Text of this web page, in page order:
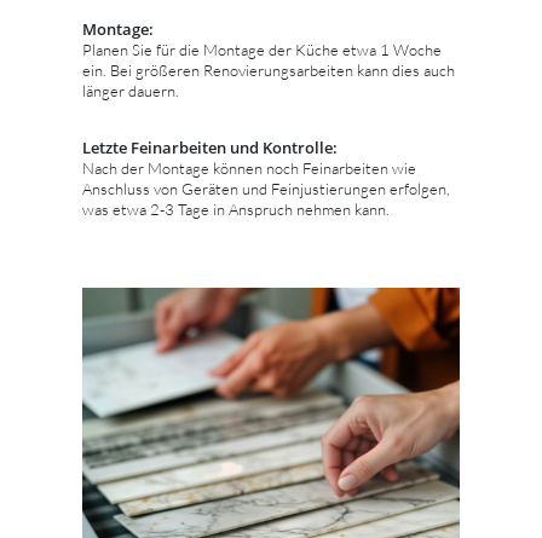
Montage:
Planen Sie für die Montage der Küche etwa 1 Woche
ein. Bei größeren Renovierungsarbeiten kann dies auch
länger dauern.
Letzte Feinarbeiten und Kontrolle:
Nach der Montage können noch Feinarbeiten wie
Anschluss von Geräten und Feinjustierungen erfolgen,
was etwa 2-3 Tage in Anspruch nehmen kann.